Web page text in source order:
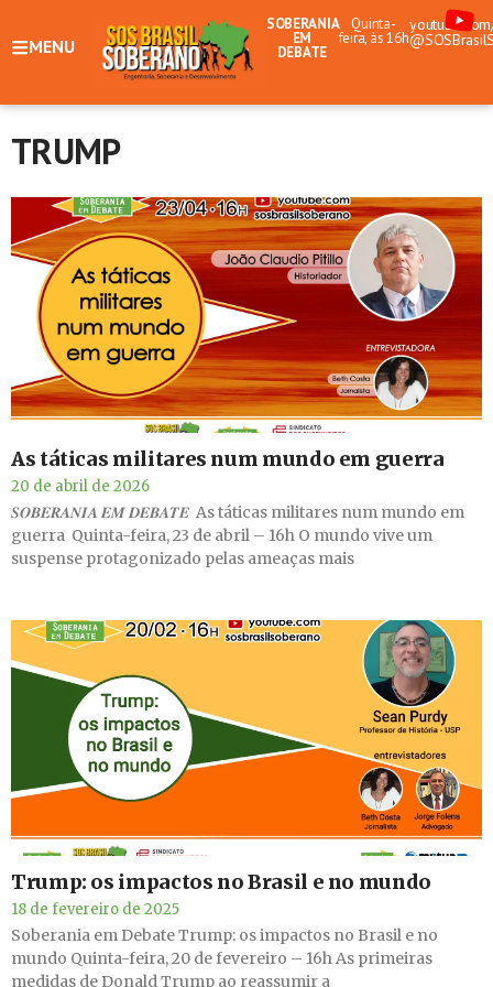
MENU
SOBERANIA
EM
DEBATE
Quinta-
feira, às 16h
TRUMP
As táticas militares num mundo em guerra
20 de abril de 2026
𝑺𝑶𝑩𝑬𝑹𝑨𝑵𝑰𝑨 𝑬𝑴 𝑫𝑬𝑩𝑨𝑻𝑬 As táticas militares num mundo em
guerra Quinta-feira, 23 de abril – 16h O mundo vive um
suspense protagonizado pelas ameaças mais
Trump: os impactos no Brasil e no mundo
18 de fevereiro de 2025
Soberania em Debate Trump: os impactos no Brasil e no
mundo Quinta-feira, 20 de fevereiro – 16h As primeiras
medidas de Donald Trump ao reassumir a